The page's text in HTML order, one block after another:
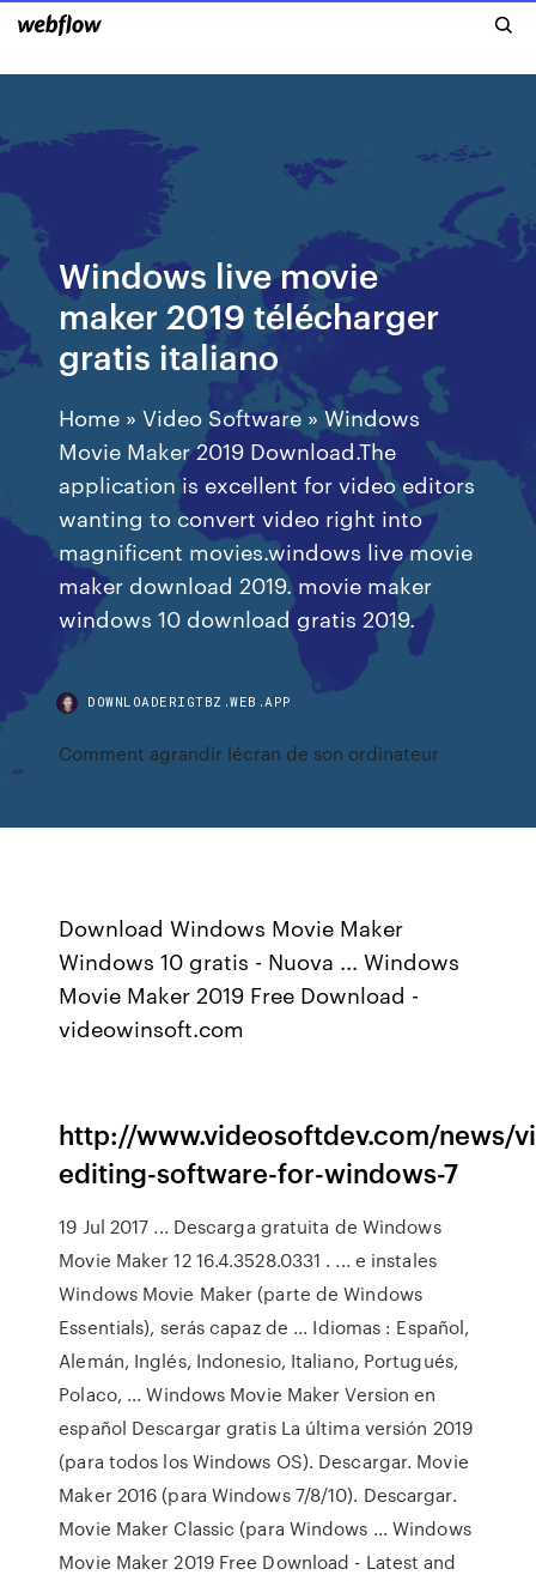
Windows live movie
maker 2019 télécharger
gratis italiano
Home » Video Software » Windows
Movie Maker 2019 Download.The
application is excellent for video editors
wanting to convert video right into
magnificent movies.windows live movie
maker download 2019. movie maker
windows 10 download gratis 2019.
DOWNLOADERIGTBZ.WEB.APP
Comment agrandir lécran de son ordinateur
Download Windows Movie Maker
Windows 10 gratis - Nuova ... Windows
Movie Maker 2019 Free Download -
videowinsoft.com
http://www.videosoftdev.com/news/
editing-software-for-windows-7
19 Jul 2017 ... Descarga gratuita de Windows
Movie Maker 12 16.4.3528.0331 . ... e instales
Windows Movie Maker (parte de Windows
Essentials), serás capaz de ... Idiomas : Español,
Alemán, Inglés, Indonesio, Italiano, Portugués,
Polaco, ... Windows Movie Maker Version en
español Descargar gratis La última versión 2019
(para todos los Windows OS). Descargar. Movie
Maker 2016 (para Windows 7/8/10). Descargar.
Movie Maker Classic (para Windows ... Windows
Movie Maker 2019 Free Download - Latest and